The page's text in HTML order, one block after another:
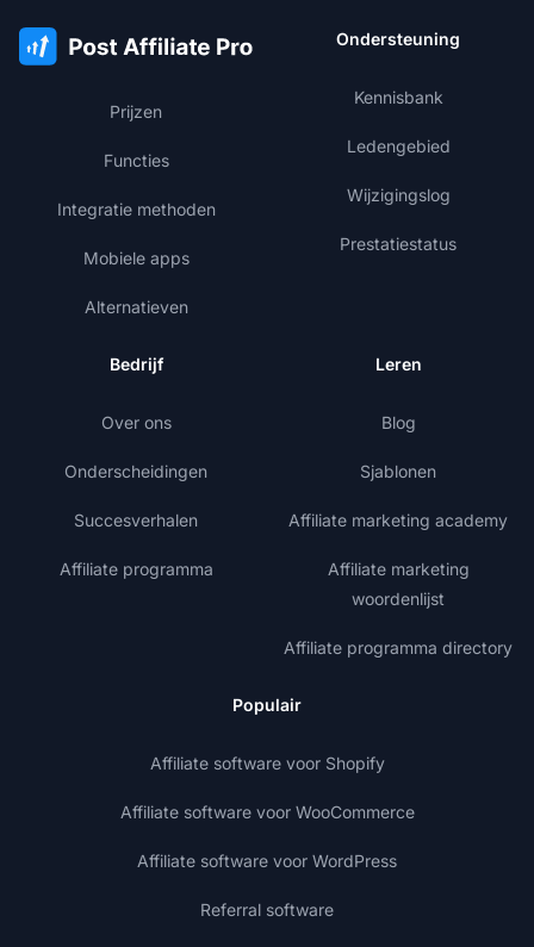
Prijzen
Functies
Integratie methoden
Mobiele apps
Alternatieven
Ondersteuning
Kennisbank
Ledengebied
Wijzigingslog
Prestatiestatus
Bedrijf
Over ons
Onderscheidingen
Succesverhalen
Affiliate programma
Leren
Blog
Sjablonen
Affiliate marketing academy
Affiliate marketing
woordenlijst
Affiliate programma directory
Populair
Affiliate software voor Shopify
Affiliate software voor WooCommerce
Affiliate software voor WordPress
Referral software